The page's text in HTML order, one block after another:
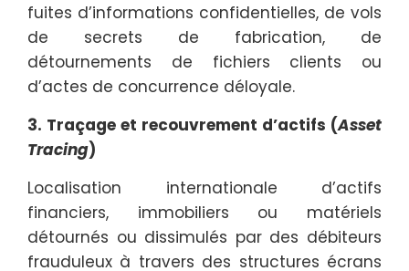
fuites d’informations confidentielles, de vols
de secrets de fabrication, de
détournements de fichiers clients ou
d’actes de concurrence déloyale.
3. Traçage et recouvrement d’actifs (Asset
Tracing)
Localisation internationale d’actifs
financiers, immobiliers ou matériels
détournés ou dissimulés par des débiteurs
frauduleux à travers des structures écrans